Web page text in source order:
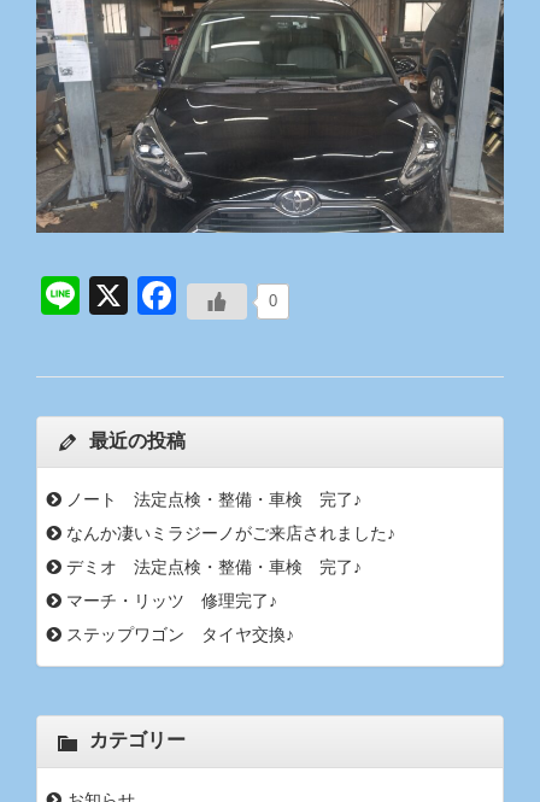
0
Line
X Facebook
最近の投稿
ノート 法定点検・整備・車検 完了♪
なんか凄いミラジーノがご来店されました♪
デミオ 法定点検・整備・車検 完了♪
マーチ・リッツ 修理完了♪
ステップワゴン タイヤ交換♪
カテゴリー